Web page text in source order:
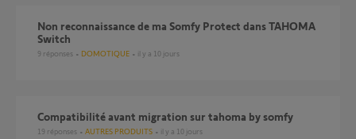
Non reconnaissance de ma Somfy Protect dans TAHOMA
Switch
9 réponses DOMOTIQUE il y a 10 jours
compatibilité avant migration sur tahoma by somfy
19 réponses AUTRES PRODUITS il y a 10 jours